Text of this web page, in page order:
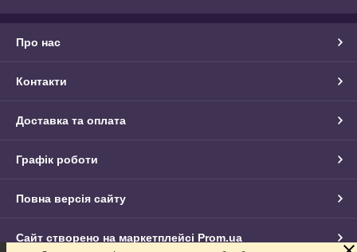
Про нас
Контакти
Доставка та оплата
Графік роботи
Повна версія сайту
Сайт створено на маркетплейсі Prom.ua